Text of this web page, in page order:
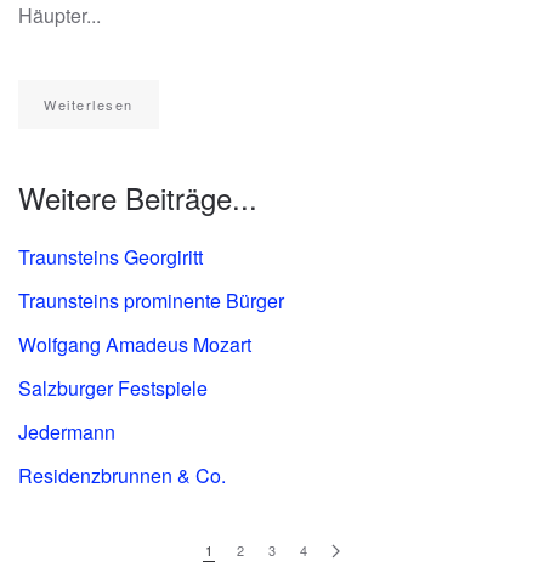
Häupter...
Weiterlesen
Weitere Beiträge...
Traunsteins Georgiritt
Traunsteins prominente Bürger
Wolfgang Amadeus Mozart
Salzburger Festspiele
Jedermann
Residenzbrunnen & Co.
1 2 3 4